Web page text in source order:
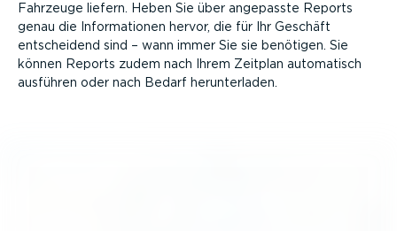
Fahrzeuge liefern. Heben Sie über angepasste Reports
genau die Infor­ma­tionen hervor, die für Ihr Geschäft
entscheidend sind – wann immer Sie sie benötigen. Sie
können Reports zudem nach Ihrem Zeitplan automatisch
ausführen oder nach Bedarf herun­ter­laden.